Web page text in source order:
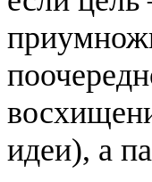
идеи), а